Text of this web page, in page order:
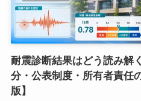
耐震診断結果はどう読み解
分・公表制度・所有者責任
版】